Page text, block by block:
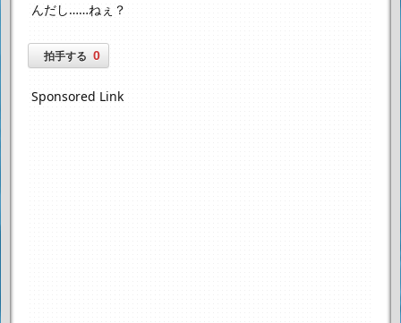
んだし……ねぇ？
拍手する 0
Sponsored Link